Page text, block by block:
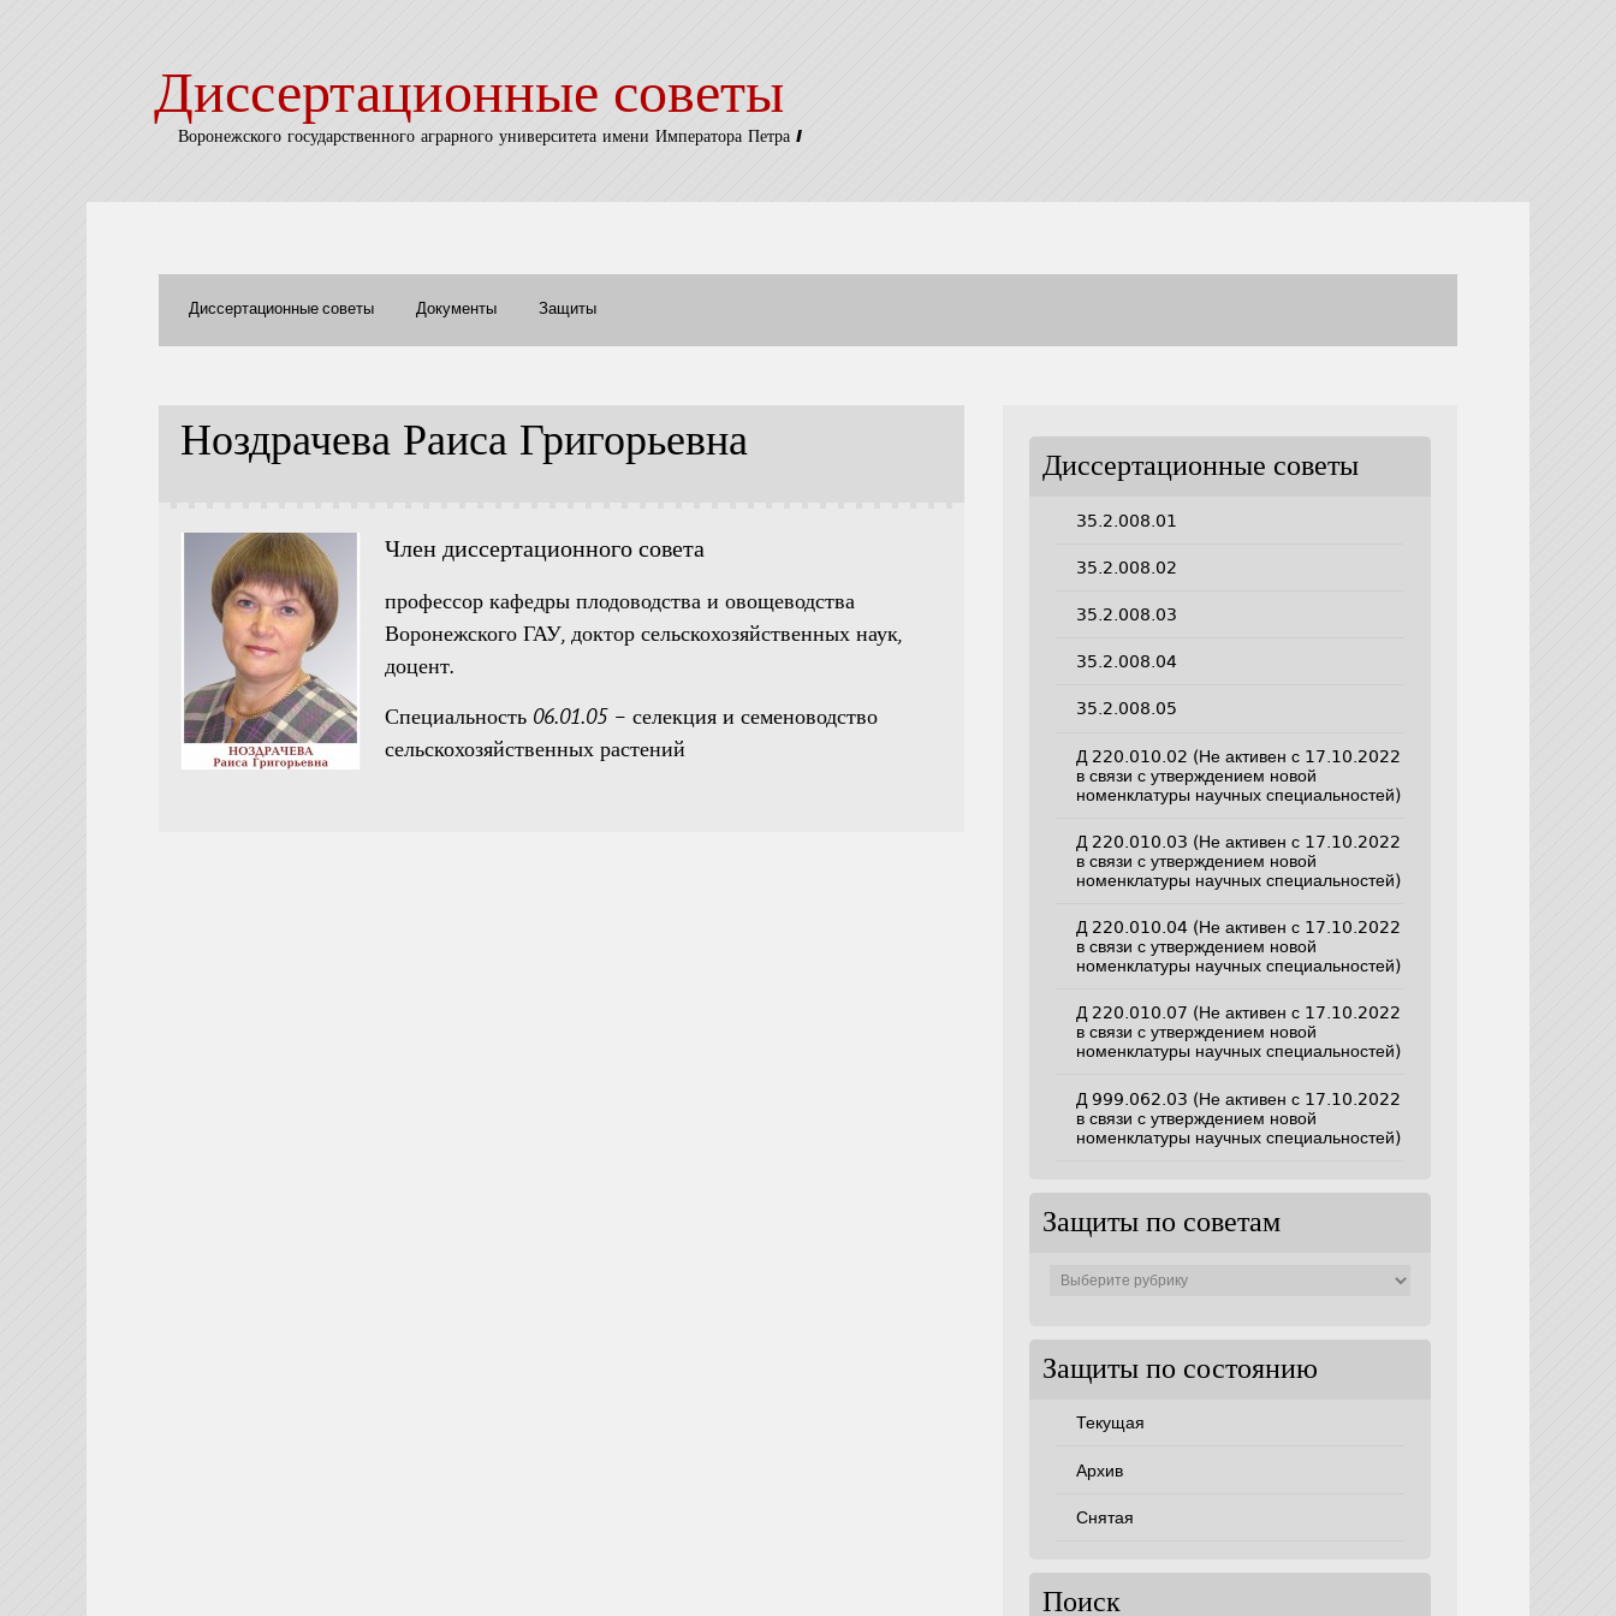
Диссертационные советы
Воронежского государственного аграрного университета имени Императора Петра I
Диссертационные советы Документы Защиты
Ноздрачева Раиса Григорьевна
Член диссертационного совета
профессор кафедры плодоводства и овощеводства
Воронежского ГАУ, доктор сельскохозяйственных наук,
доцент.
Специальность 06.01.05 – селекция и семеноводство
сельскохозяйственных растений
Диссертационные советы
35.2.008.01
35.2.008.02
35.2.008.03
35.2.008.04
35.2.008.05
Д 220.010.02 (Не активен с 17.10.2022
в связи с утверждением новой
номенклатуры научных специальностей)
Д 220.010.03 (Не активен с 17.10.2022
в связи с утверждением новой
номенклатуры научных специальностей)
Д 220.010.04 (Не активен с 17.10.2022
в связи с утверждением новой
номенклатуры научных специальностей)
Д 220.010.07 (Не активен с 17.10.2022
в связи с утверждением новой
номенклатуры научных специальностей)
Д 999.062.03 (Не активен с 17.10.2022
в связи с утверждением новой
номенклатуры научных специальностей)
Защиты по советам
Защиты по состоянию
Текущая
Архив
Снятая
Поиск